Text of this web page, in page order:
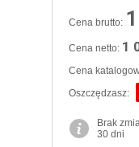
Cena brutto:
Cena netto: 1
Cena
Oszczędzasz:
Brak
30 dni